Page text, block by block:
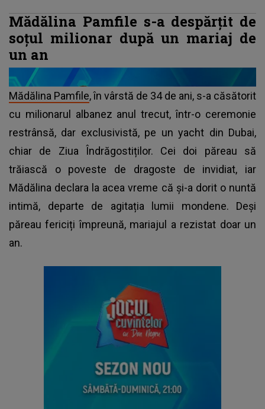
Mădălina Pamfile s-a despărțit de
soțul milionar după un mariaj de
un an
Mădălina Pamfile, în vârstă de 34 de ani, s-a căsătorit
cu milionarul albanez anul trecut, într-o ceremonie
restrânsă, dar exclusivistă, pe un yacht din Dubai,
chiar de Ziua Îndrăgostiților. Cei doi păreau să
trăiască o poveste de dragoste de invidiat, iar
Mădălina declara la acea vreme că și-a dorit o nuntă
intimă, departe de agitația lumii mondene. Deși
păreau fericiți împreună, mariajul a rezistat doar un
an.